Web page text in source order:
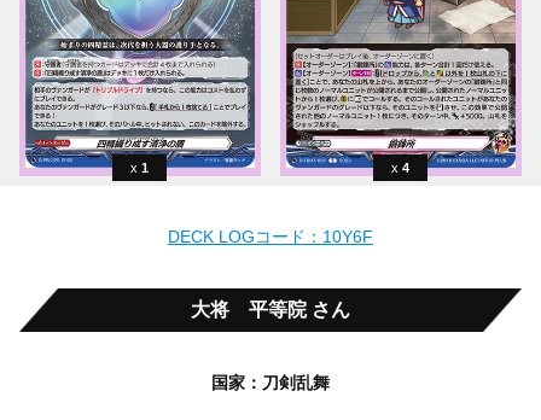
1 4
DECK LOGコード：10Y6F
大将 平等院 さん
国家：刀剣乱舞